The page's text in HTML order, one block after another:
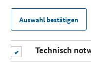
Auswahl bestätigen
Technisch